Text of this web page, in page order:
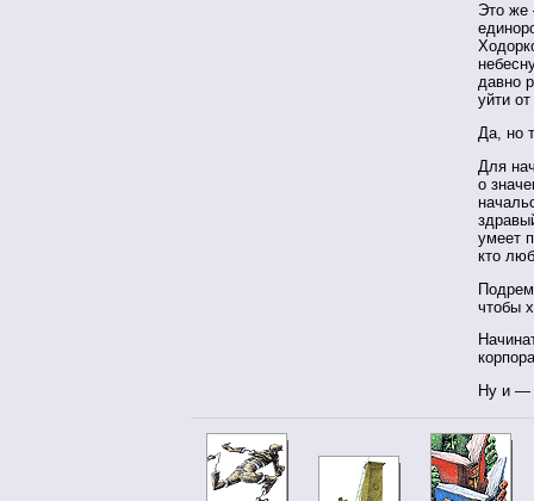
Это же
давно
уйти
Да, но
Для
о
умеет
кто
чтобы
Ну и —